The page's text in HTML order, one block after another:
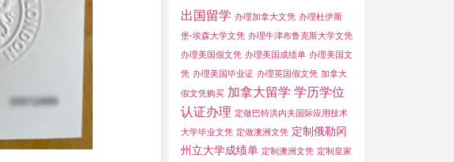
出国留学 办理加拿大文凭 办理杜伊斯
堡-埃森大学文凭 办理牛津布鲁克斯大学文凭
办理美国假文凭 办理美国成绩单 办理美国文
凭 办理美国毕业证 办理英国假文凭 加拿大
假文凭购买 加拿大留学 学历学位
认证办理 定做巴特洪内夫国际应用技术
大学毕业文凭 定做澳洲文凭 定制俄勒冈
州立大学成绩单 定制澳洲文凭 定制皇家